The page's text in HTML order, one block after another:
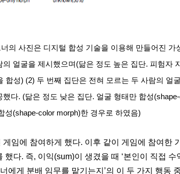
의 사진은 디지털 합성 기술을 이용해 만들어진 가
얼굴을 제시했으며(닮은 정도 높은 집단. 피험자
합성) (2) 두 번째 집단은 전혀 모르는 두 사람의 얼굴
했다. (닮은 정도 낮은 집단. 얼굴 형태만 합성
성(shape-color morph)한 경우로 하였음)
게임에 참여하게 했다. 이후 같이 게임에 참여한
했다. 즉, 이익(sum)이 생겼을 때 ‘본인이 직접 수
에게 분배 임무를 맡기는지 ’의 이 두 가지 행동